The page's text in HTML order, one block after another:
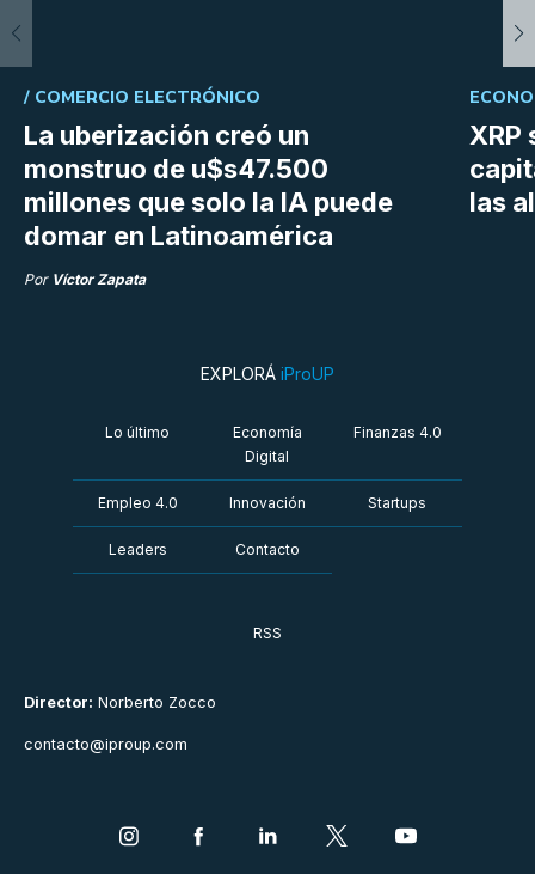
La uberización creó un
monstruo de u$s47.500
millones que solo la IA puede
domar en Latinoamérica
/ COMERCIO ELECTRÓNICO
Por Víctor Zapata
XRP
las
Director: Norberto Zocco
contacto@iproup.com
EXPLORÁ iProUP
Lo último
Economía
Digital
Finanzas 4.0
Empleo 4.0 Innovación Startups
Leaders Contacto
RSS